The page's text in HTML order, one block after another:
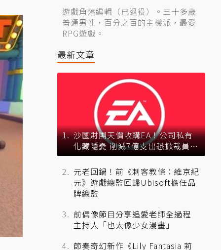
遊戲角落編輯（已退役）。三十多歲
普通男性，百分之百的主機派，最愛
RPG遊戲。
最新文章
沙國財團天價收購EA！公司私有
化藏隱憂 削減7億支出恐掀裁員風
暴？
元老回鍋！前《刺客教條：維京紀
元》遊戲總監回歸Ubisoft擔任品
牌總監
前偶像節目分享追愛老師全過程
主持人「也太像少女漫畫」
節奏奇幻新作《Lily Fantasia 莉